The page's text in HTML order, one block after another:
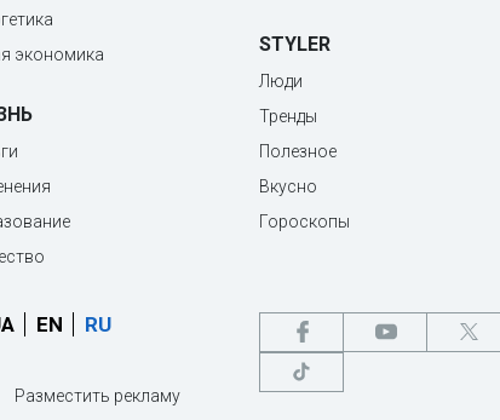
экономика
STYLER
Люди
Тренды
Полезное
Вкусно
Гороскопы
EN RU
Разместить рекламу